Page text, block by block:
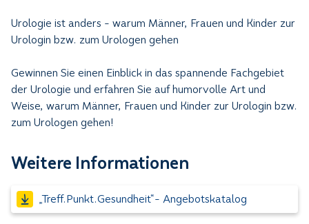
Urologie ist anders - warum Männer, Frauen und Kinder zur
Urologin bzw. zum Urologen gehen
Gewinnen Sie einen Einblick in das spannende Fachgebiet
der Urologie und erfahren Sie auf humorvolle Art und
Weise, warum Männer, Frauen und Kinder zur Urologin bzw.
zum Urologen gehen!
Weitere Informationen
„Treff.Punkt.Gesundheit“- Angebotskatalog